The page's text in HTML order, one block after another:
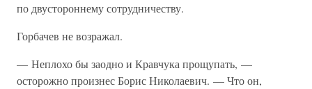
по двустороннему сотрудничеству.
Горбачев не возражал.
— Неплохо бы заодно и Кравчука прощупать, —
осторожно произнес Борис Николаевич. — Что он,